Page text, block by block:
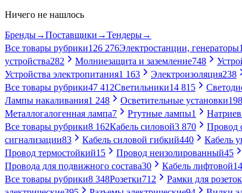
Ничего не нашлось
Бренды→Поставщики →Тендеры→
Все товары рубрики126 276Электростанции, генераторы
устройства282 Молниезащита и заземление748
Устройства электропитания1 163 Электроизоляция238
Все товары рубрики47 412Светильники14 815
Лампы накаливания1 248 Осветительные установки198
Металлогалогенная лампа7 Ртутные лампы1
Все товары рубрики8 162Кабель силовой3 870 Провод
сигнализации83 Кабель силовой гибкий440 Кабель
Провод термостойкий15 Провод неизолированный45
Провода для подвижного состава30 Кабель лифтовой14
Все товары рубрики8 348Розетки712 Рамки для